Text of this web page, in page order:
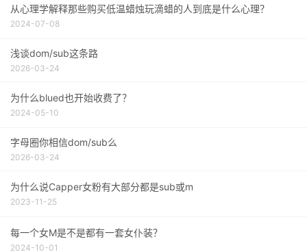
从心理学解释那些购买低温蜡烛玩滴蜡的人到底是什么心理？
2024-07-08
浅谈dom/sub这条路
2026-03-24
为什么blued也开始收费了？
2024-05-10
字母圈你相信dom/sub么
2026-03-24
为什么说Capper女粉有大部分都是sub或m
2023-11-25
每一个女M是不是都有一套女仆装？
2024-10-01